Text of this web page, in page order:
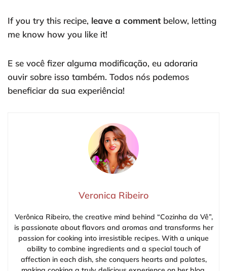
If you try this recipe, leave a commentbelow, letting
me know how you like it!
E se você fizer alguma modificação, eu adoraria
ouvir sobre isso também. Todos nós podemos
beneficiar da sua experiência!
Veronica Ribeiro
Verônica Ribeiro, the creative mind behind “Cozinha da Vê”,
is passionate about flavors and aromas and transforms her
passion for cooking into irresistible recipes. With a unique
ability to combine ingredients and a special touch of
affection in each dish, she conquers hearts and palates,